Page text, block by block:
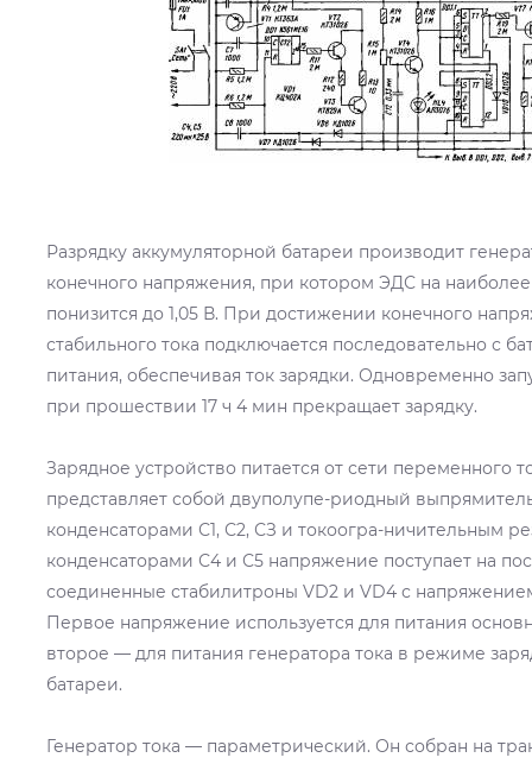
Разрядку аккумуляторной батареи производит
конечного напряжения, при котором ЭДС на
понизится до 1,05 В. При достижении конечного
стабильного тока подключается последовательно с
питания, обеспечивая ток зарядки. Одновременно
при прошествии 17 ч 4 мин прекращает зарядку.
Зарядное устройство питается от сети переменного
представляет собой двуполупе-риодный
конденсаторами С1, С2, СЗ и токоогра-ничительным
конденсаторами С4 и С5 напряжение поступает на
соединенные стабилитроны VD2 и VD4 с
Первое напряжение используется для питания
второе — для питания генератора тока в режиме
батареи.
Генератор тока — параметрический. Он собран на